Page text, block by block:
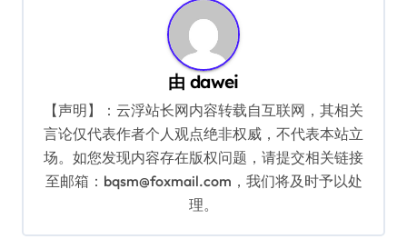
由dawei
【声明】：云浮站长网内容转载自互联网，其相关
言论仅代表作者个人观点绝非权威，不代表本站立
场。如您发现内容存在版权问题，请提交相关链接
至邮箱：bqsm@foxmail.com，我们将及时予以处
理。